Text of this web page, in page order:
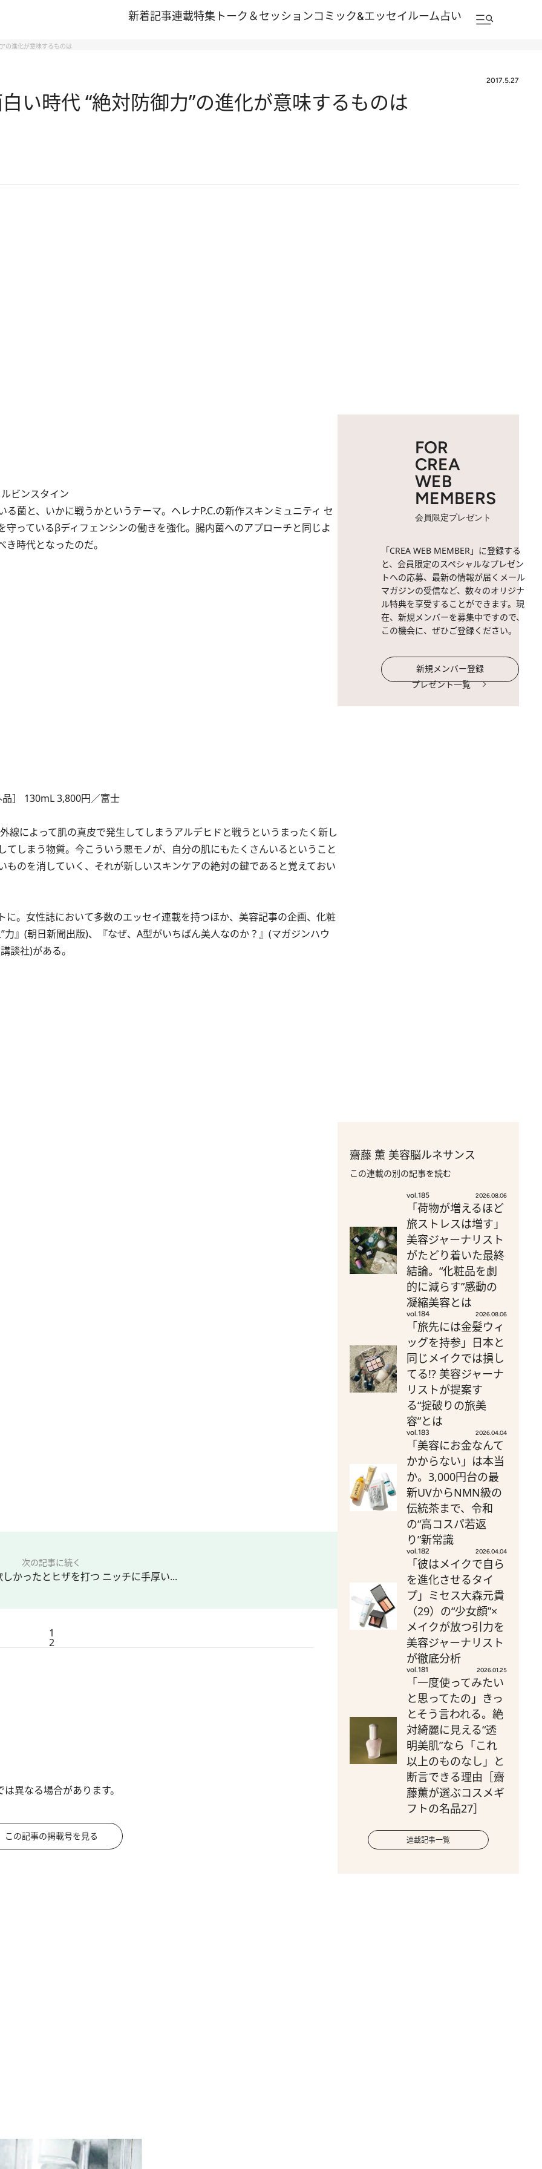
新着記事連載特集 トーク＆セッションコミック&エッセイルーム占い
の進化が意味するものは
2017.5.27
い時代 “絶対防御力”の進化が意味するものは
ビンスタイン
菌と、いかに戦うかというテーマ。ヘレナP.C.の新作スキンミュニティ セ
っているβディフェンシンの働きを強化。腸内菌へのアプローチと同じよ
時代となったのだ。
］ 130mL 3,800円／富士
によって肌の真皮で発生してしまうアルデヒドと戦うというまったく新し
しまう物質。今こういう悪モノが、自分の肌にもたくさんいるということ
のを消していく、それが新しいスキンケアの絶対の鍵であると覚えておい
。女性誌において多数のエッセイ連載を持つほか、美容記事の企画、化粧
』(朝日新聞出版)、『なぜ、A型がいちばん美人なのか？』(マガジンハウ
談社)がある。
次の記事に続く
かったとヒザを打つ ニッチに手厚い...
1
2
異なる場合があります。
この記事の掲載号を見る
FOR
CREA
WEB
MEMBERS
会員限定プレゼント
「CREA WEB MEMBER」に登録する
と、会員限定のスペシャルなプレゼン
トへの応募、最新の情報が届くメール
マガジンの受信など、数々のオリジナ
ル特典を享受することができます。現
在、新規メンバーを募集中ですので、
この機会に、ぜひご登録ください。
新規メンバー登録
プレゼント一覧
齋藤 薫 美容脳ルネサンス
この連載の別の記事を読む
vol.185 2026.08.06
「荷物が増えるほど
旅ストレスは増す」
美容ジャーナリスト
がたどり着いた最終
結論。“化粧品を劇
的に減らす”感動の
凝縮美容とは
vol.184 2026.08.06
「旅先には金髪ウィ
ッグを持参」日本と
同じメイクでは損し
てる!? 美容ジャーナ
リストが提案す
る“掟破りの旅美
容”とは
vol.183 2026.04.04
「美容にお金なんて
かからない」は本当
か。3,000円台の最
新UVからNMN級の
伝統茶まで、令和
の“高コスパ若返
り”新常識
vol.182 2026.04.04
「彼はメイクで自ら
を進化させるタイ
プ」ミセス大森元貴
（29）の“少女顔”×
メイクが放つ引力を
美容ジャーナリスト
が徹底分析
vol.181 2026.01.25
「一度使ってみたい
と思ってたの」きっ
とそう言われる。絶
対綺麗に見える“透
明美肌”なら「これ
以上のものなし」と
断言できる理由［齋
藤薫が選ぶコスメギ
フトの名品27］
連載記事一覧